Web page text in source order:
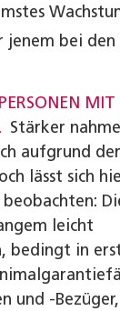
jenem bei den
Stärker
aufgrund
lässt sich
leicht
bedingt in
und -